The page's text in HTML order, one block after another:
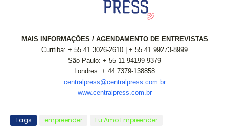
MAIS INFORMAÇÕES / AGENDAMENTO DE ENTREVISTAS
Curitiba: + 55 41 3026-2610 | + 55 41 99273-8999
São Paulo: + 55 11 94199-9379
Londres: + 44 7379-138858
centralpress@centralpress.com.br
www.centralpress.com.br
Tags empreender Eu Amo Empreender